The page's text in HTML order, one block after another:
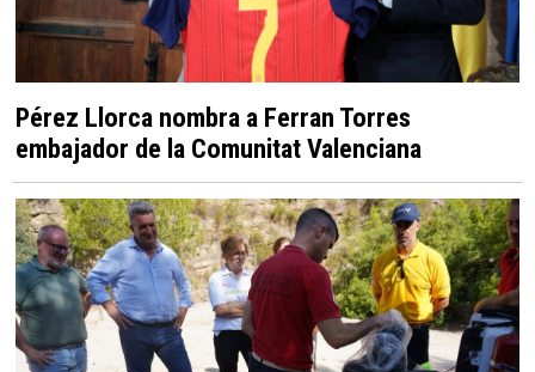
Pérez Llorca nombra a Ferran Torres
embajador de la Comunitat Valenciana